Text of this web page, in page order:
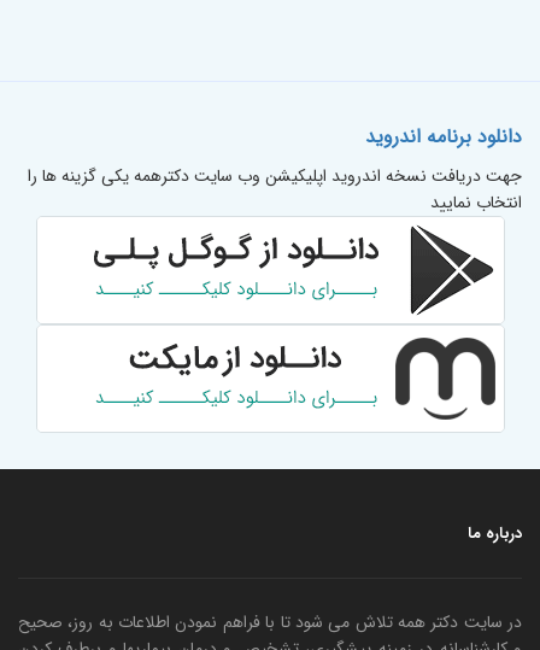
دانلود برنامه اندروید
جهت دریافت نسخه اندروید اپلیکیشن وب سایت دکترهمه یکی گزینه ها را
انتخاب نمایید
درباره ما
در سایت دکتر همه تلاش می شود تا با فراهم نمودن اطلاعات به روز، صحیح